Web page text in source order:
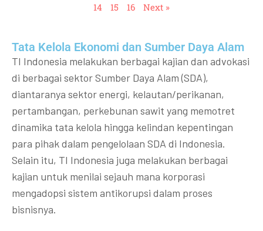
14
15 16 Next »
Tata Kelola Ekonomi dan Sumber Daya Alam
TI Indonesia melakukan berbagai kajian dan advokasi
di berbagai sektor Sumber Daya Alam (SDA),
diantaranya sektor energi, kelautan/perikanan,
pertambangan, perkebunan sawit yang memotret
dinamika tata kelola hingga kelindan kepentingan
para pihak dalam pengelolaan SDA di Indonesia.
Selain itu, TI Indonesia juga melakukan berbagai
kajian untuk menilai sejauh mana korporasi
mengadopsi sistem antikorupsi dalam proses
bisnisnya.